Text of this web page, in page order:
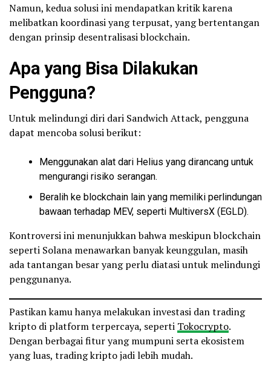
Namun, kedua solusi ini mendapatkan kritik karena
melibatkan koordinasi yang terpusat, yang bertentangan
dengan prinsip desentralisasi blockchain.
Apa yang Bisa Dilakukan
Pengguna?
Untuk melindungi diri dari Sandwich Attack, pengguna
dapat mencoba solusi berikut:
Menggunakan alat dari Helius yang dirancang untuk
mengurangi risiko serangan.
Beralih ke blockchain lain yang memiliki perlindungan
bawaan terhadap MEV, seperti MultiversX (EGLD).
Kontroversi ini menunjukkan bahwa meskipun blockchain
seperti Solana menawarkan banyak keunggulan, masih
ada tantangan besar yang perlu diatasi untuk melindungi
penggunanya.
Pastikan kamu hanya melakukan investasi dan trading
kripto di platform terpercaya, seperti Tokocrypto.
Dengan berbagai fitur yang mumpuni serta ekosistem
yang luas, trading kripto jadi lebih mudah.